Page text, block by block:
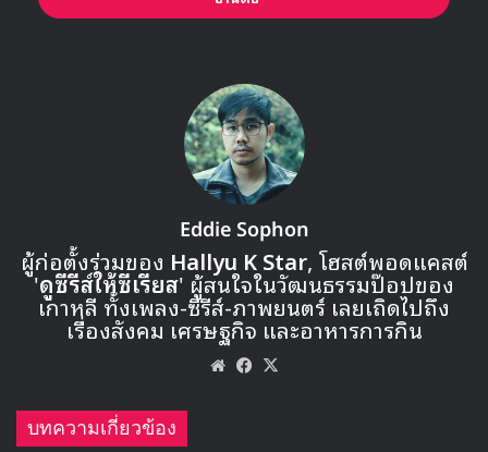
🎙GYUBIN ปลื้มเมืองไทยขนาดไหน? ถึงกลับมาถ่าย
MV เพลงใหม่ LIKE U 100 ที่กรุงเทพ
▶ คลิกดูสัมภาษณ์พิเศษ
Eddie Sophon
ผู้ก่อตั้งร่วมของ Hallyu K Star, โฮสต์พอดแคสต์
'ดูซีรีส์ให้ซีเรียส' ผู้สนใจในวัฒนธรรมป๊อปของ
เกาหลี ทั้งเพลง-ซีรีส์-ภาพยนตร์ เลยเถิดไปถึง
เรื่องสังคม เศรษฐกิจ และอาหารการกิน
WebsiteFacebook
บทความเกี่ยวข้อง